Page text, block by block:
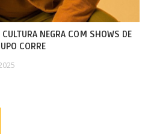
NEGRA COM SHOWS DE
CORRE